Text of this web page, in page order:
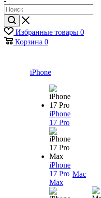
Избранные товары 0
Корзина 0
iPhone
iPhone
17 Pro
iPhone
17 Pro
Max
Mac